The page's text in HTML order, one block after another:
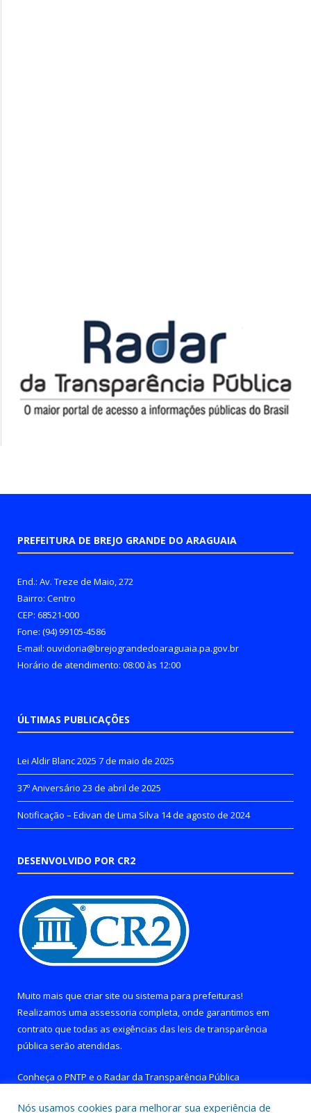
PREFEITURA DE BREJO GRANDE DO ARAGUAIA
End.: Av. Treze de Maio, 272
Bairro: Centro
CEP: 68521-000
Fone: (94) 99105-4586
E-mail: ouvidoria@brejograndedoaraguaia.pa.gov.br
Horário de atendimento: 08:00 às 12:00
ÚLTIMAS PUBLICAÇÕES
Lei Aldir Blanc 2025 7 de maio de 2025
37º Aniversário 23 de abril de 2025
Notificação – Edivan de Lima Silva 14 de agosto de 2024
DESENVOLVIDO POR CR2
Muito mais que criar site ou sistema para prefeituras!
Realizamos uma assessoria completa, onde garantimos em
contrato que todas as exigências das leis de transparência
pública serão atendidas.
Conheça o PNTP e o Radar da Transparência Pública
Nós usamos cookies para melhorar sua experiência de